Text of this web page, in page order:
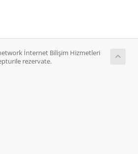
İnternet Bilişim Hizmetleri
rezervate.